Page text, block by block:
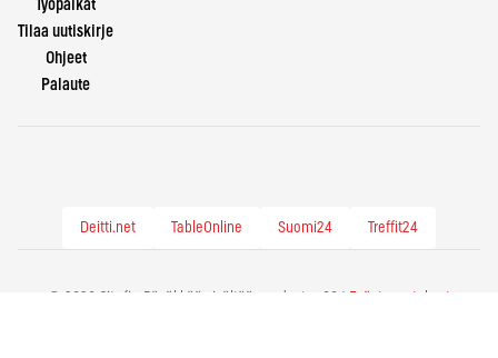
Työpaikat
Tilaa uutiskirje
Ohjeet
Palaute
Deitti.net TableOnline Suomi24 Treffit24